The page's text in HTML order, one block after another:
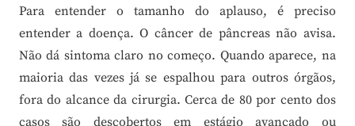
Para entender o tamanho do aplauso, é preciso
entender a doença. O câncer de pâncreas não avisa.
Não dá sintoma claro no começo. Quando aparece, na
maioria das vezes já se espalhou para outros órgãos,
fora do alcance da cirurgia. Cerca de 80 por cento dos
casos são descobertos em estágio avançado ou